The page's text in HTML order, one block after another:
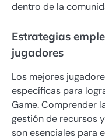
dentro de la
Estrategias
jugadores
Los mejores
específicas para
Game. Comprender
gestión de recursos
son esenciales para